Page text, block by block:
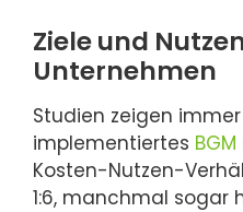
Ziele und
Unternehmen
Studien zeigen
implementiertes
Kosten-Nutzen-
1:6, manchmal sogar